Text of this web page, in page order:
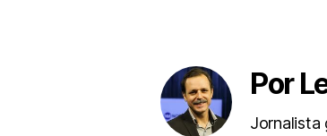
b
o
t
Por
Jornalista